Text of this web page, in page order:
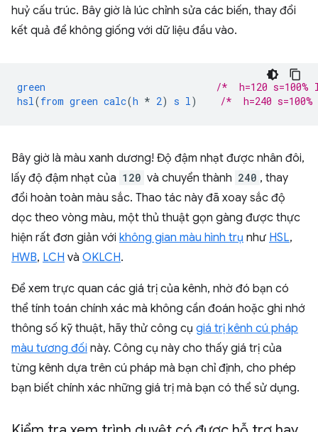
huỷ cấu trúc. Bây giờ là lúc chỉnh sửa các biến, thay đổi
kết quả để không giống với dữ liệu đầu vào.
green
/*  h=120
hsl (from green calc(h * 2) s l ) /*  h=240
Bây giờ là màu xanh dương! Độ đậm nhạt được nhân đôi,
lấy độ đậm nhạt của 120 và chuyển thành 240 , thay
đổi hoàn toàn màu sắc. Thao tác này đã xoay sắc độ
dọc theo vòng màu, một thủ thuật gọn gàng được thực
hiện rất đơn giản với không gian màu hình trụ như HSL,
HWB, LCH và OKLCH.
Để xem trực quan các giá trị của kênh, nhờ đó bạn có
thể tính toán chính xác mà không cần đoán hoặc ghi nhớ
thông số kỹ thuật, hãy thử công cụ giá trị kênh cú pháp
màu tương đối này. Công cụ này cho thấy giá trị của
từng kênh dựa trên cú pháp mà bạn chỉ định, cho phép
bạn biết chính xác những giá trị mà bạn có thể sử dụng.